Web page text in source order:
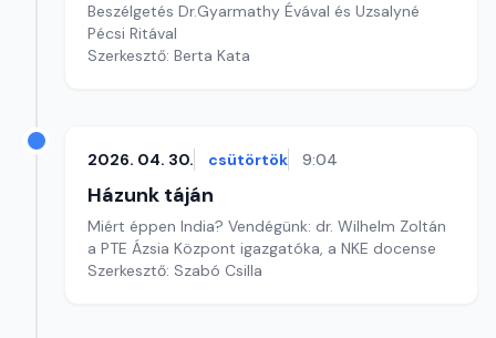
Beszélgetés Dr.Gyarmathy Évával és Uzsalyné
Pécsi Ritával
Szerkesztő: Berta Kata
2026. 04. 30. csütörtök 9:04
Házunk táján
Miért éppen India? Vendégünk: dr. Wilhelm Zoltán
a PTE Ázsia Központ igazgatóka, a NKE docense
Szerkesztő: Szabó Csilla